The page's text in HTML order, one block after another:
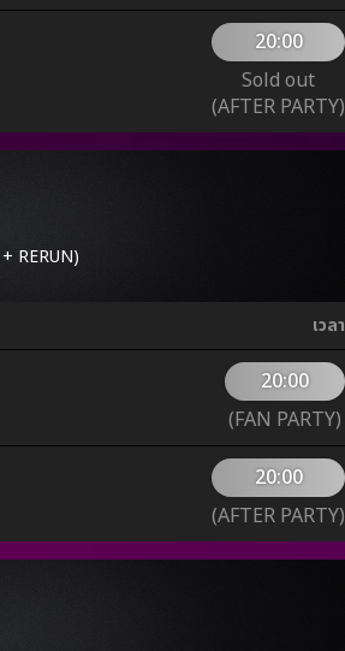
20:00
Sold out
(AFTER PARTY)
RERUN)
เวลา
20:00
(FAN PARTY)
20:00
(AFTER PARTY)